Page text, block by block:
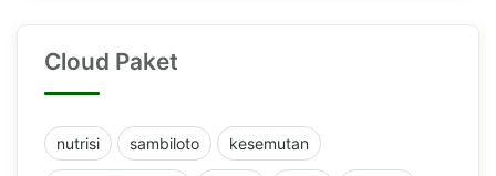
Cloud Paket
nutrisi sambiloto kesemutan